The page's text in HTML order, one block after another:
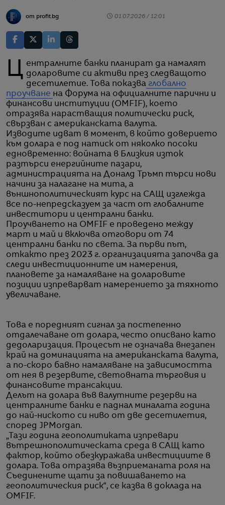
от profit.bg 01.07.2026 / 12:01
Централните банки планират да намалят доларовите си активи през следващото
десетилетие. Това показва глобално
проучване на Форума на официалните парични и
финансови институции (OMFIF), което
отразява нарастващия политически риск,
свързван с американската валута.
Изводите идват в момент, в който доверието
към долара е под натиск от няколко посоки
едновременно: войната в Близкия изток
разтърси енергийните пазари,
администрацията на Доналд Тръмп търси нови
начини за налагане на мита, а
външнополитическият курс на САЩ изглежда
все по-непредсказуем за част от глобалните
инвеститори и централни банки.
Проучването на OMFIF е проведено между
март и май и включва отговори от 74
централни банки по света. За първи път,
откакто през 2023 г. организацията започва да
следи инвестиционните им намерения,
плановете за намаляване на доларовите
позиции изпреварват намерението за тяхното
увеличаване.
Това е поредният сигнал за постепенно
отдалечаване от долара, често описвано като
дедоларизация. Процесът не означава внезапен
край на доминацията на американската валута,
а по-скоро бавно намаляване на зависимостта
от нея в резервите, световната търговия и
финансовите трансакции.
Делът на долара във валутните резерви на
централните банки е паднал миналата година
до най-ниското си ниво от две десетилетия,
според JPMorgan.
„Тази година геополитиката изпревари
вътрешнополитическата среда в САЩ като
фактор, който обезкуражава инвестициите в
долара. Това отразява възприеманата роля на
Съединените щати за повишаването на
геополитическия риск“, се казва в доклада на
OMFIF.